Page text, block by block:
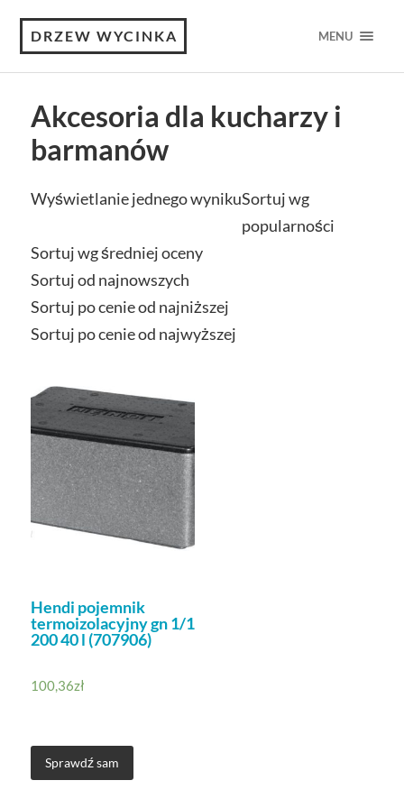
DRZEW WYCINKA MENU
Akcesoria dla kucharzy i
barmanów
Wyświetlanie jednego wynikuSortuj wg
popularności
Sortuj wg średniej oceny
Sortuj od najnowszych
Sortuj po cenie od najniższej
Sortuj po cenie od najwyższej
Hendi pojemnik
termoizolacyjny gn 1/1
200 40 l (707906)
100,36zł
Sprawdź sam